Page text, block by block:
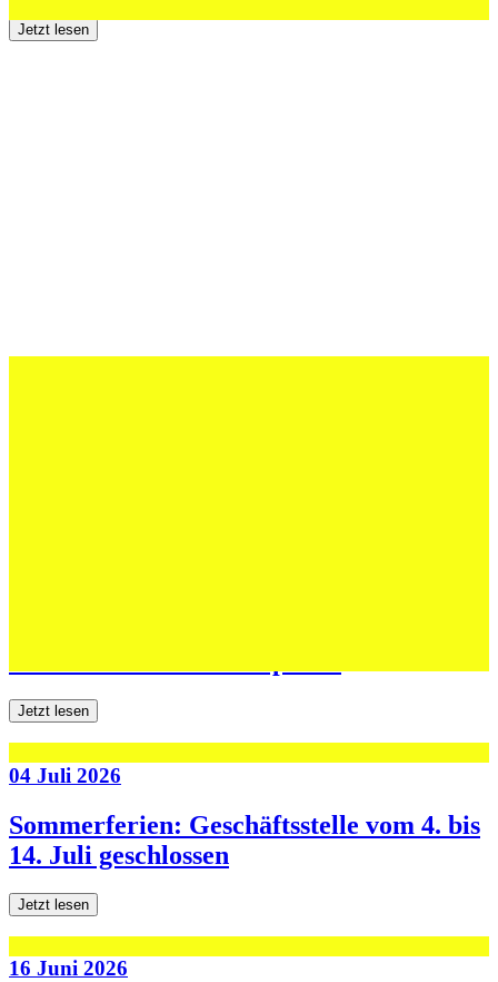
Jetzt lesen
Jetzt lesen
04 Juli 2026
Sommerferien: Geschäftsstelle vom 4. bis
14. Juli geschlossen
Jetzt lesen
16 Juni 2026